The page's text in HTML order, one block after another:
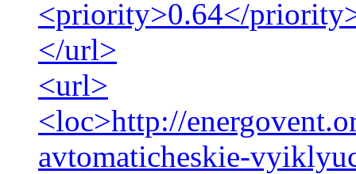
<priority>0.64</
</url>
<url>
<loc>http://
avtomaticheskie-